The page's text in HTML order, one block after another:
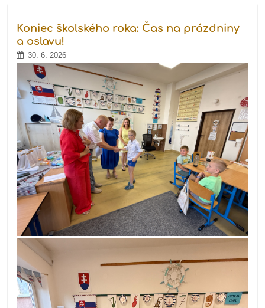
projektu
DeafCitizen
vo
Valašskom
Meziříčí
bola
úspešná!
📚
🇪🇺:
Koniec školského roka: Čas na prázdniny
a oslavu!
30. 6. 2026